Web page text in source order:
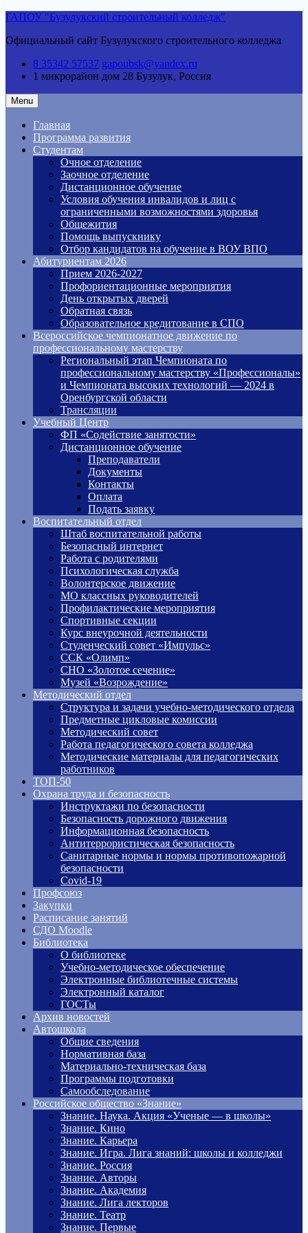
Skip
content
ГАПОУ "Бузулукский строительный колледж"
Официальный сайт Бузулукского строительного колледжа
8 35342 57537 gapoubsk@yandex.ru
1 микрорайон дом 28 Бузулук, Россия
Menu
Главная
Программа развития
Студентам
Очное отделение
Заочное отделение
Дистанционное обучение
Условия обучения инвалидов и лиц с
ограниченными возможностями здоровья
Общежития
Помощь выпускнику
Отбор кандидатов на обучение в ВОУ ВПО
Абитуриентам 2026
Прием 2026-2027
Профориентационные мероприятия
День открытых дверей
Обратная связь
Образовательное кредитование в СПО
Всероссийское чемпионатное движение по
профессиональному мастерству
Региональный этап Чемпионата по
профессиональному мастерству «Профессионалы»
и Чемпионата высоких технологий — 2024 в
Оренбургской области
Трансляции
Учебный Центр
ФП «Содействие занятости»
Дистанционное обучение
Преподаватели
Документы
Контакты
Оплата
Подать заявку
Воспитательный отдел
Штаб воспитательной работы
Безопасный интернет
Работа с родителями
Психологическая служба
Волонтерское движение
МО классных руководителей
Профилактические мероприятия
Спортивные секции
Курс внеурочной деятельности
Студенческий совет «Импульс»
ССК «Олимп»
СНО «Золотое сечение»
Музей «Возрождение»
Методический отдел
Структура и задачи учебно-методического отдела
Предметные цикловые комиссии
Методический совет
Работа педагогического совета колледжа
Методические материалы для педагогических
работников
ТОП-50
Охрана труда и безопасность
Инструктажи по безопасности
Безопасность дорожного движения
Информационная безопасность
Антитеррористическая безопасность
Санитарные нормы и нормы противопожарной
безопасности
Covid-19
Профсоюз
Закупки
Расписание занятий
СДО Moodle
Библиотека
О библиотеке
Учебно-методическое обеспечение
Электронные библиотечные системы
Электронный каталог
ГОСТы
Архив новостей
Автошкола
Общие сведения
Нормативная база
Материально-техническая база
Программы подготовки
Самообследование
Российское общество «Знание»
Знание. Наука. Акция «Ученые — в школы»
Знание. Кино
Знание. Карьера
Знание. Игра. Лига знаний: школы и колледжи
Знание. Россия
Знание. Авторы
Знание. Академия
Знание. Лига лекторов
Знание. Театр
Знание. Первые